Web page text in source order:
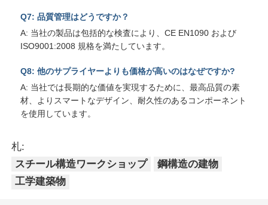
Q7: 品質管理はどうですか？
A: 当社の製品は包括的な検査により、CE EN1090 および
ISO9001:2008 規格を満たしています。
Q8: 他のサプライヤーよりも価格が高いのはなぜですか?
A: 当社では長期的な価値を実現するために、最高品質の素
材、よりスマートなデザイン、耐久性のあるコンポーネント
を使用しています。
札:
スチール構造ワークショップ
鋼構造の建物
工学建築物